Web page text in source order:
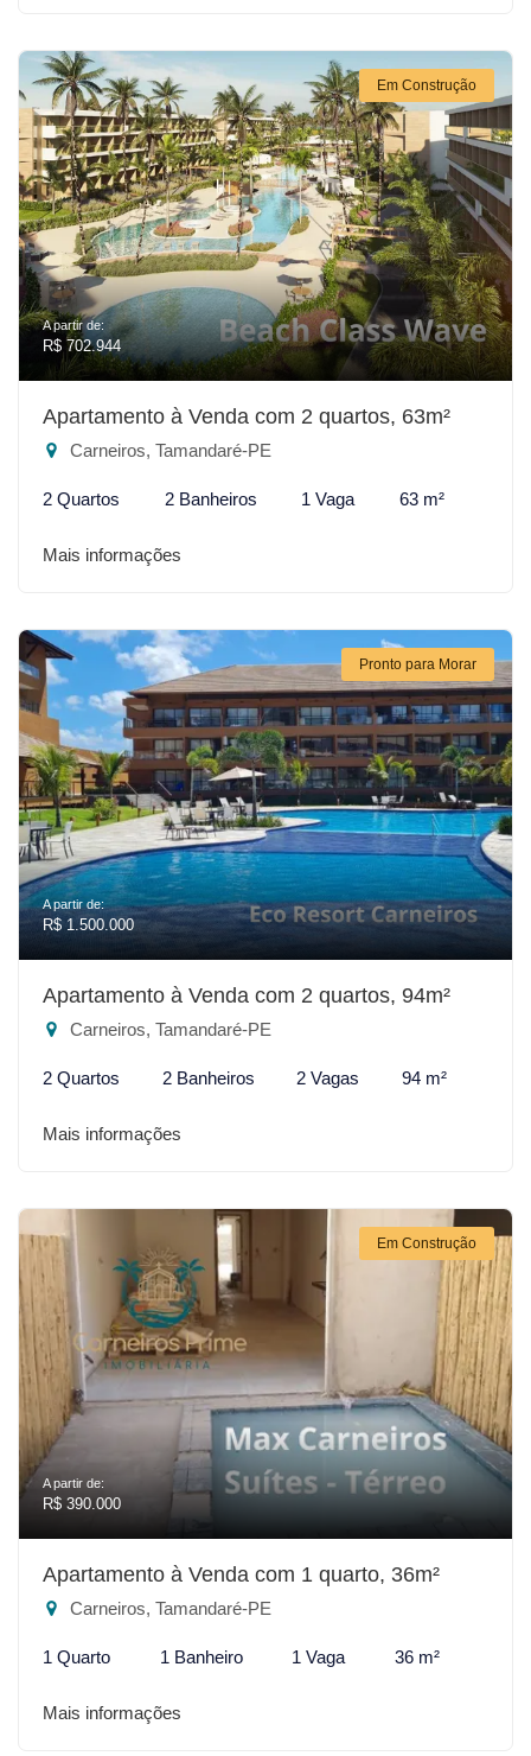
Em Construção
A partir de:
R$ 702.944
Apartamento à Venda com 2 quartos, 63m²
Carneiros, Tamandaré-PE
2 Quartos 2 Banheiros 1 Vaga 63 m²
Mais informações
Pronto para Morar
A partir de:
R$ 1.500.000
Apartamento à Venda com 2 quartos, 94m²
Carneiros, Tamandaré-PE
2 Quartos 2 Banheiros 2 Vagas 94 m²
Mais informações
Em Construção
A partir de:
R$ 390.000
Apartamento à Venda com 1 quarto, 36m²
Carneiros, Tamandaré-PE
1 Quarto 1 Banheiro 1 Vaga 36 m²
Mais informações